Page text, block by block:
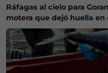
Ráfagas al cielo para
motera que dejó huella